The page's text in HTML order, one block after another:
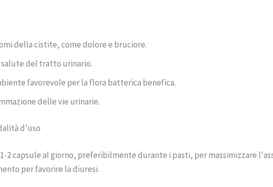
della cistite, come dolore e bruciore.
del tratto urinario.
favorevole per la flora batterica benefica.
delle vie urinarie.
d’uso
2 capsule al giorno, preferibilmente durante i pasti, per massimizzare
per favorire la diuresi.